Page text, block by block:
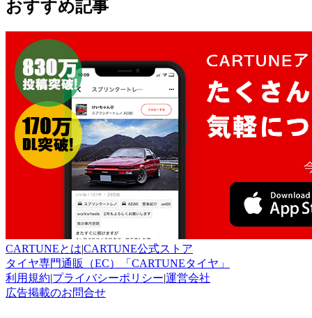
おすすめ記事
CARTUNEとは|CARTUNE公式ストア
タイヤ専門通販（EC）「CARTUNEタイヤ」
利用規約|プライバシーポリシー|運営会社
広告掲載のお問合せ